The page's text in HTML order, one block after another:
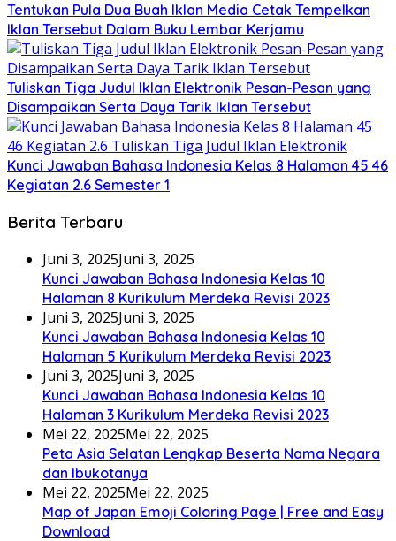
Tentukan Pula Dua Buah Iklan Media Cetak Tempelkan
Iklan Tersebut Dalam Buku Lembar Kerjamu
Tuliskan Tiga Judul Iklan Elektronik Pesan-Pesan yang
Disampaikan Serta Daya Tarik Iklan Tersebut
Kunci Jawaban Bahasa Indonesia Kelas 8 Halaman 45 46
Kegiatan 2.6 Semester 1
Berita Terbaru
Juni 3, 2025Juni 3, 2025
Kunci Jawaban Bahasa Indonesia Kelas 10
Halaman 8 Kurikulum Merdeka Revisi 2023
Juni 3, 2025Juni 3, 2025
Kunci Jawaban Bahasa Indonesia Kelas 10
Halaman 5 Kurikulum Merdeka Revisi 2023
Juni 3, 2025Juni 3, 2025
Kunci Jawaban Bahasa Indonesia Kelas 10
Halaman 3 Kurikulum Merdeka Revisi 2023
Mei 22, 2025Mei 22, 2025
Peta Asia Selatan Lengkap Beserta Nama Negara
dan Ibukotanya
Mei 22, 2025Mei 22, 2025
Map of Japan Emoji Coloring Page | Free and Easy
Download